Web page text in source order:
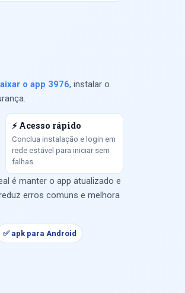
o app 3976, instalar o
⚡ Acesso rápido
Conclua instalação e login em
rede estável para iniciar sem
falhas.
é manter o app atualizado e
erros comuns e melhora
✅ apk para Android